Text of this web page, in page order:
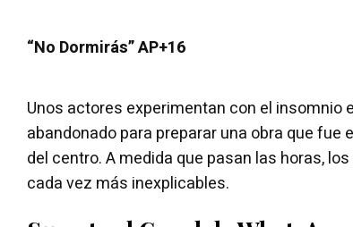
“No Dormirás” AP+16
Unos actores experimentan con el insomnio
abandonado para preparar una obra que
del centro. A medida que pasan las horas,
cada vez más inexplicables.